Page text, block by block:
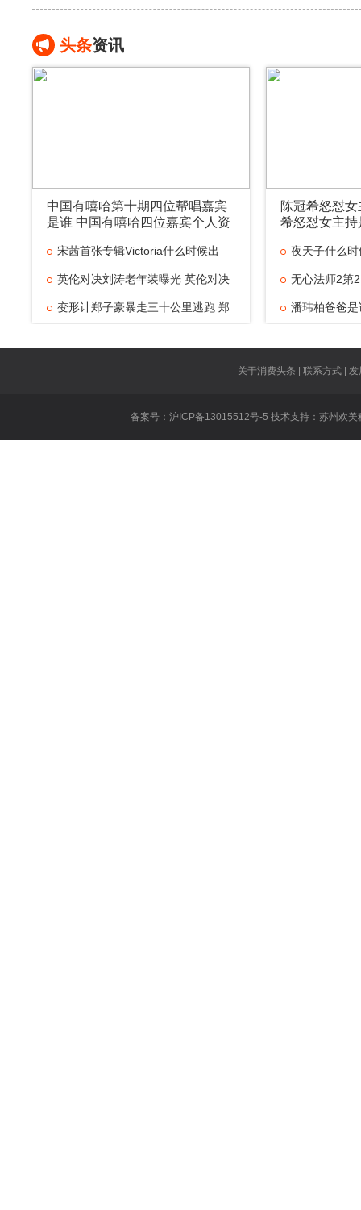
头条资讯
中国有嘻哈第十期四位帮唱嘉宾
是谁 中国有嘻哈四位嘉宾个人资
宋茜首张专辑Victoria什么时候出
英伦对决刘涛老年装曝光 英伦对决
变形计郑子豪暴走三十公里逃跑 郑
陈冠希怒怼
希怒怼女主持
夜天子什么
无心法师2第
潘玮柏爸爸
大张伟新歌
乐无证之罪所
关于消费头条 | 联系方式 |
备案号：沪ICP备13015512号-5 技术支持： 苏州欢美